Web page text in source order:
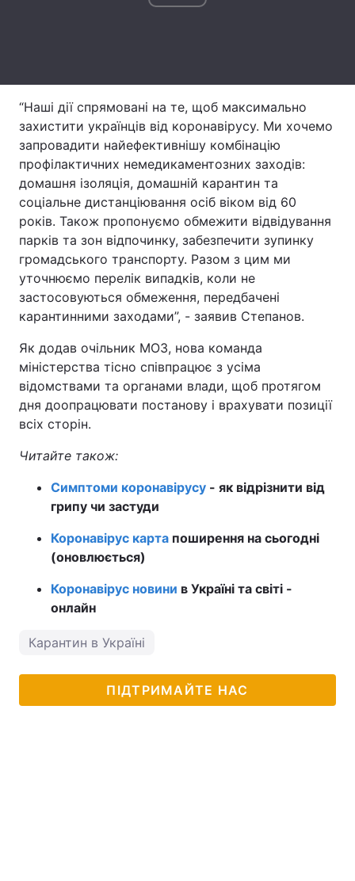
Тема оформлення
“Наші дії спрямовані на те, щоб максимально
захистити українців від коронавірусу. Ми хочемо
запровадити найефективнішу комбінацію
профілактичних немедикаментозних заходів:
домашня ізоляція, домашній карантин та
соціальне дистанціювання осіб віком від 60
років. Також пропонуємо обмежити відвідування
парків та зон відпочинку, забезпечити зупинку
громадського транспорту. Разом з цим ми
уточнюємо перелік випадків, коли не
застосовуються обмеження, передбачені
карантинними заходами”, - заявив Степанов.
Як додав очільник МОЗ, нова команда
міністерства тісно співпрацює з усіма
відомствами та органами влади, щоб протягом
дня доопрацювати постанову і врахувати позиції
всіх сторін.
Читайте також:
Симптоми коронавірусу - як відрізнити від
грипу чи застуди
Коронавірус карта поширення на сьогодні
(оновлюється)
Коронавірус новини в Україні та світі -
онлайн
Карантин в Україні
ПІДТРИМАЙТЕ НАС